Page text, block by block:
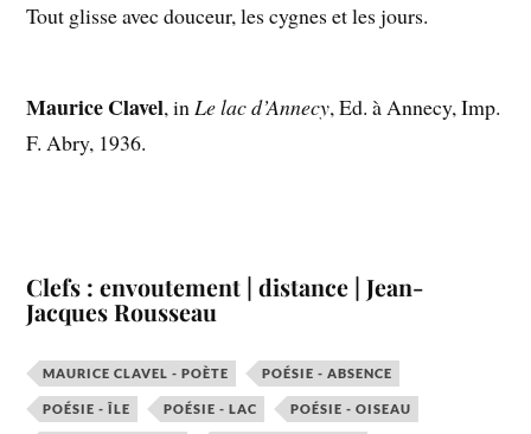
Tout glisse avec douceur, les cygnes et les jours.
Maurice Clavel, inLe lac d’Annecy, Ed. à Annecy, Imp.
F. Abry, 1936.
Clefs : envoutement | distance | Jean-
Jacques Rousseau
MAURICE CLAVEL - POÈTE POÉSIE - ABSENCE
POÉSIE - ÎLE POÉSIE - LAC POÉSIE - OISEAU